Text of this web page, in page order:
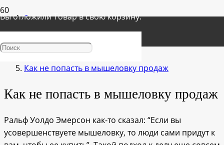
Вы отложилиТоварв свою корзину.
Главная
О продажах и прибыли
Как не попасть в мышеловку продаж
Как не попасть в мышеловку продаж
Ральф Уолдо Эмерсон как-то сказал: “Если вы
усовершенствуете мышеловку, то люди сами придут к